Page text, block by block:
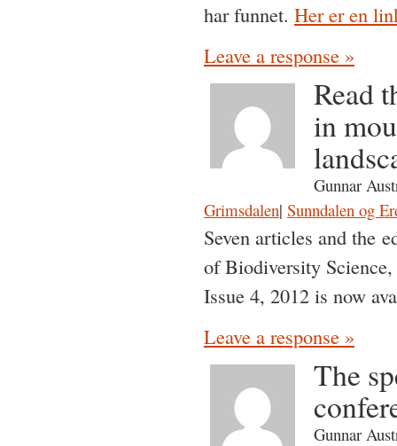
har funnet. Her er en
Leave a response »
Read
in
Gunnar
Grimsdalen| Sunndalen og
Seven articles and the
of Biodiversity
Issue 4, 2012 is now
Leave a response »
The
Gunnar